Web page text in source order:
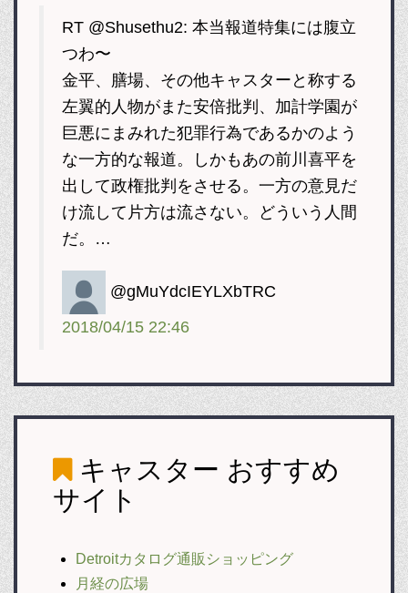
RT @Shusethu2: 本当報道特集には腹立
つわ〜
金平、膳場、その他キャスターと称する
左翼的人物がまた安倍批判、加計学園が
巨悪にまみれた犯罪行為であるかのよう
な一方的な報道。しかもあの前川喜平を
出して政権批判をさせる。一方の意見だ
け流して片方は流さない。どういう人間
だ。…
@gMuYdcIEYLXbTRC
2018/04/15 22:46
キャスター おすすめ
サイト
Detroitカタログ通販ショッピング
月経の広場